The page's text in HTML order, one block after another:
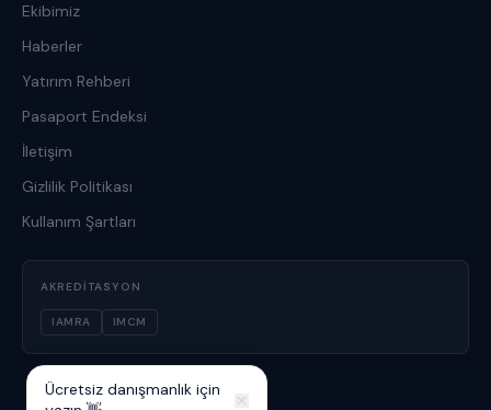
Ekibimiz
Haberler
Yatırım Rehberi
Pasaport Endeksi
İletişim
Gizlilik Politikası
Kullanım Şartları
AKREDITASYON
IAMRA IMCM
Ücretsiz danışmanlık için